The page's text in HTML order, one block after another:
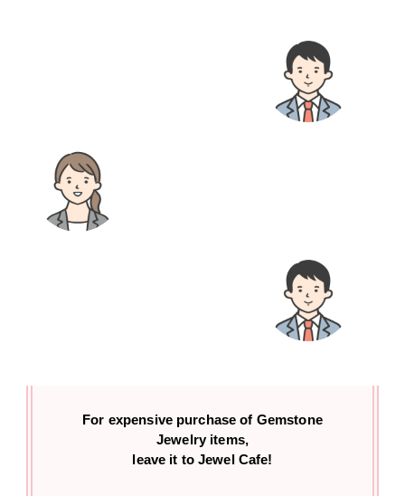
For expensive purchase of Gemstone
Jewelry items,
leave it to Jewel Cafe!